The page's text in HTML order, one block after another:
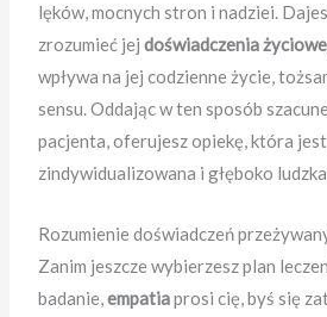
lęków, mocnych stron i nadziei.
zrozumieć jejdoświadczenia życiowe
wpływa na jej codzienne życie,
sensu. Oddając w ten sposób
pacjenta, oferujesz opiekę, która jest
zindywidualizowana i głęboko
Rozumienie doświadczeń
Zanim jeszcze wybierzesz plan
badanie,empatiaprosi cię, byś się